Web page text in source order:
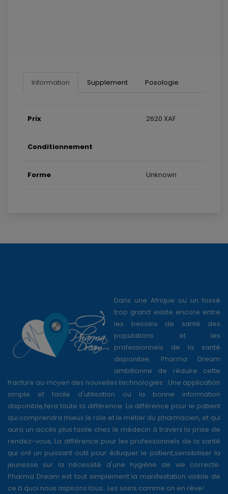
Information Supplement Posologie
Prix 2620 XAF
Conditionnement
Forme Unknown
Dans une Afrique ou un fossé
trop grand existe encore entre
les besoins de santé des
populations et les
professionnels de la santé
disponible, Pharma Dream
ambitionne de réduire cette
fracture au moyen des nouvelles technologies : Une application
simple et facile d'utilisation ou la bonne information
disponible,fera toute la différence. La différence pour le patient
qui comprendra mieux le role et le métier du pharmacien, et qui
aura un accès plus facile chez le médecin à travers la prise de
rendez-vous, La différence pour les professionnels de la santé
qui ont un puissant outil pour éduquer le patient,sensibiliser la
jeunesse sur la nécessité d'une hygiène de vie correcte.
Pharma Dream est tout simplement la manifestation visible de
ce à quoi nous aspirons tous...Les soins comme on en rêve!